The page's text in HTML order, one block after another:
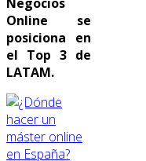
Online se
posiciona en
el Top 3 de
LATAM.